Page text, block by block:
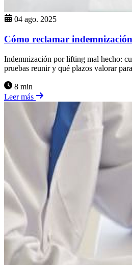
04 ago. 2025
Cómo reclamar
Indemnización por lifting mal hecho:
pruebas reunir y qué plazos valorar
8 min
Leer más